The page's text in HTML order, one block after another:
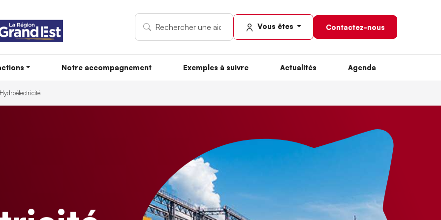
Vous êtes Contactez-nous
Notre accompagnement Exemples à suivre Actualités Agenda
Hydroélectricité